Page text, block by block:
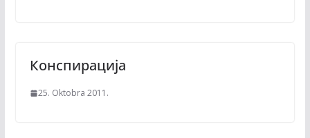
Конспирација
25. Oktobra 2011.